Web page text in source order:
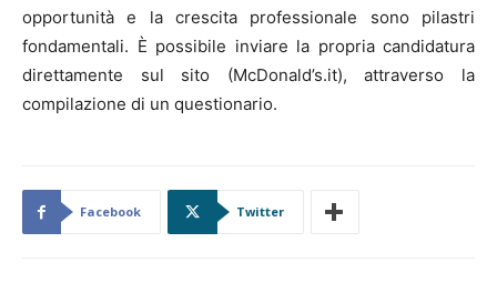
opportunità e la crescita professionale sono pilastri
fondamentali. È possibile inviare la propria candidatura
direttamente sul sito (McDonald’s.it), attraverso la
compilazione di un questionario.
Facebook Twitter